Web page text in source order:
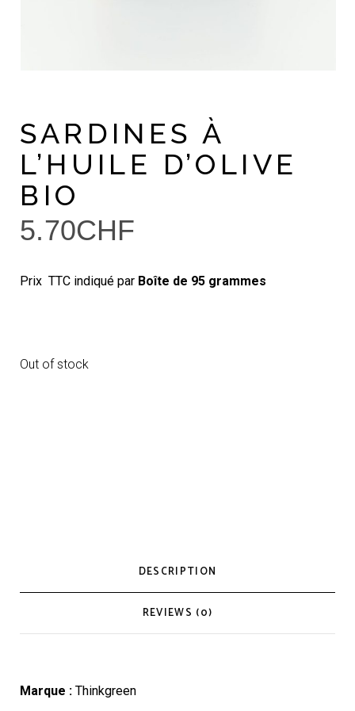
SARDINES À
L’HUILE D’OLIVE
BIO
5.70CHF
Prix TTC indiqué par Boîte de 95 grammes
Out of stock
DESCRIPTION
REVIEWS (0)
Marque :Thinkgreen